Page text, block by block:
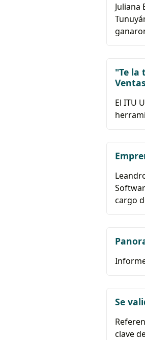
Juliana
"Te la
Ventas
El ITU
cargo
Se
clave